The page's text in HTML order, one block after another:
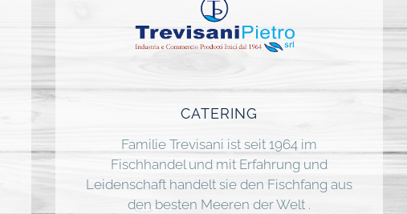
CATERING
Familie Trevisani ist seit 1964 im
Fischhandel und mit Erfahrung und
Leidenschaft handelt sie den Fischfang aus
den besten Meeren der Welt .